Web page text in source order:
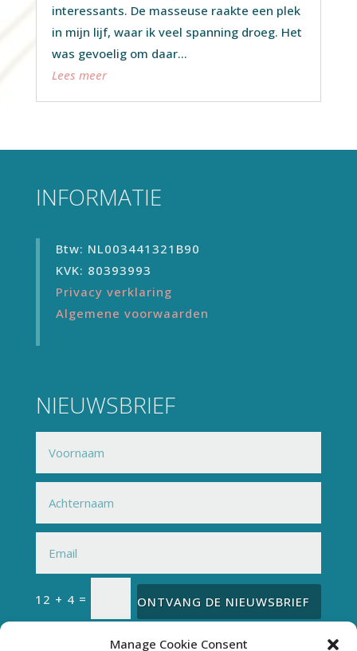
Manage Cookie Consent
interessants. De masseuse raakte een plek
in mijn lijf, waar ik veel spanning droeg. Het
was gevoelig om daar...
Lees meer
INFORMATIE
Btw: NL003441321B90
KVK: 80393993
Privacy verklaring
Algemene voorwaarden
NIEUWSBRIEF
12 + 4 = ONTVANG DE NIEUWSBRIEF